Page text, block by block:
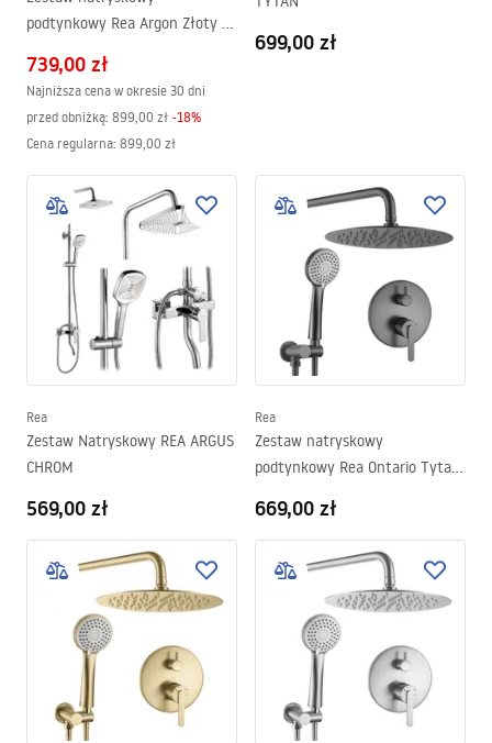
podtynkowy Rea Argon Złoty +
739,00 zł
Najniższa cena w okresie 30 dni
przed obniżką: 899,00 zł -18%
Cena regularna: 899,00 zł
699,00 zł
Rea
Zestaw Natryskowy REA ARGUS
CHROM
569,00 zł
Rea
Zestaw natryskowy
podtynkowy Rea Ontario Tytan
669,00 zł